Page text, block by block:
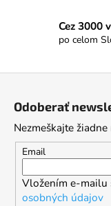
Cez 3000
po celom
Odoberať
Nezmeškajte
Email
Vložením e-mailu
osobných údajov